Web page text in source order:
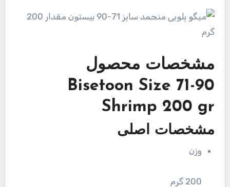
مشخصات محصول
Bisetoon Size 71-90
Shrimp 200 gr
مشخصات اصلی
وزن
200 گرم